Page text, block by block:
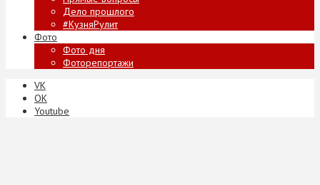
Дело прошлого
#КузняРулит
Фото
Фото дня
Фоторепортажи
VK
ОК
Youtube